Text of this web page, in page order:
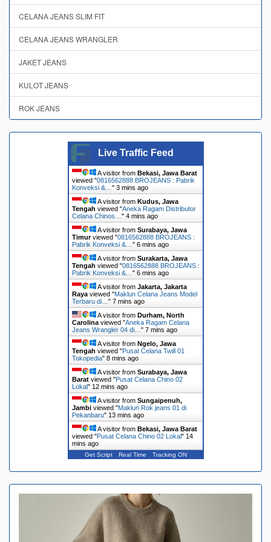
CELANA JEANS SLIM FIT
CELANA JEANS WRANGLER
JAKET JEANS
KULOT JEANS
ROK JEANS
Live Traffic Feed
A visitor from Bekasi, Jawa Barat
viewed "0816562888 BROJEANS : Pabrik
Konveksi &… " 3 mins ago
A visitor from Kudus, Jawa
Tengah viewed "Aneka Ragam Distributor
Celana Chinos… " 4 mins ago
A visitor from Surabaya, Jawa
Timurviewed "0816562888 BROJEANS :
Pabrik Konveksi &… " 6 mins ago
A visitor from Surakarta, Jawa
Tengah viewed "0816562888 BROJEANS :
Pabrik Konveksi &… " 6 mins ago
A visitor from Jakarta, Jakarta
Rayaviewed "Maklun Celana Jeans Model
Terbaru di… " 7 mins ago
A visitor from Durham, North
Carolinaviewed "Aneka Ragam Celana
Jeans Wrangler 04 di… " 7 mins ago
A visitor from Ngelo, Jawa
Tengah viewed "Pusat Celana Twill 01
Tokopedia" 8 mins ago
A visitor from Surabaya, Jawa
Baratviewed "Pusat Celana Chino 02
Lokal" 12 mins ago
A visitor from Sungaipenuh,
Jambiviewed "Maklun Rok jeans 01 di
Pekanbaru" 13 mins ago
A visitor from Bekasi, Jawa Barat
viewed "Pusat Celana Chino 02 Lokal" 14
mins ago
Get Script Real Time Tracking ON